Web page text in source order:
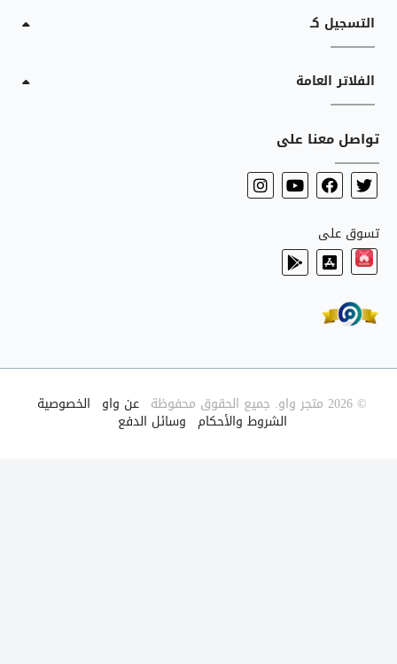
التسجيل كـ
الفلاتر العامة
تواصل معنا على
تسوق على
© 2026 متجر واو. جميع الحقوق محفوظة عن واو الخصوصية
الشروط والأحكام وسائل الدفع